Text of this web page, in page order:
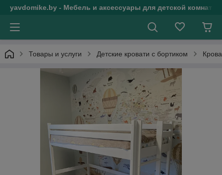
yavdomike.by - Мебель и аксессуары для детской комнаты
Товары и услуги Детские кровати с бортиком